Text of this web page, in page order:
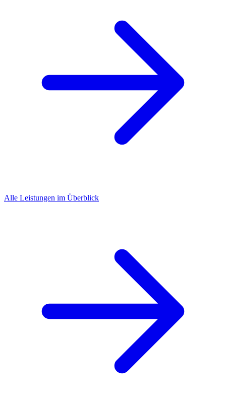
Alle Leistungen im Überblick